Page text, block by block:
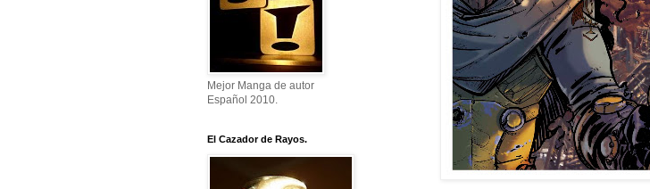
Mejor Manga de autor
Español 2010.
El Cazador de Rayos.